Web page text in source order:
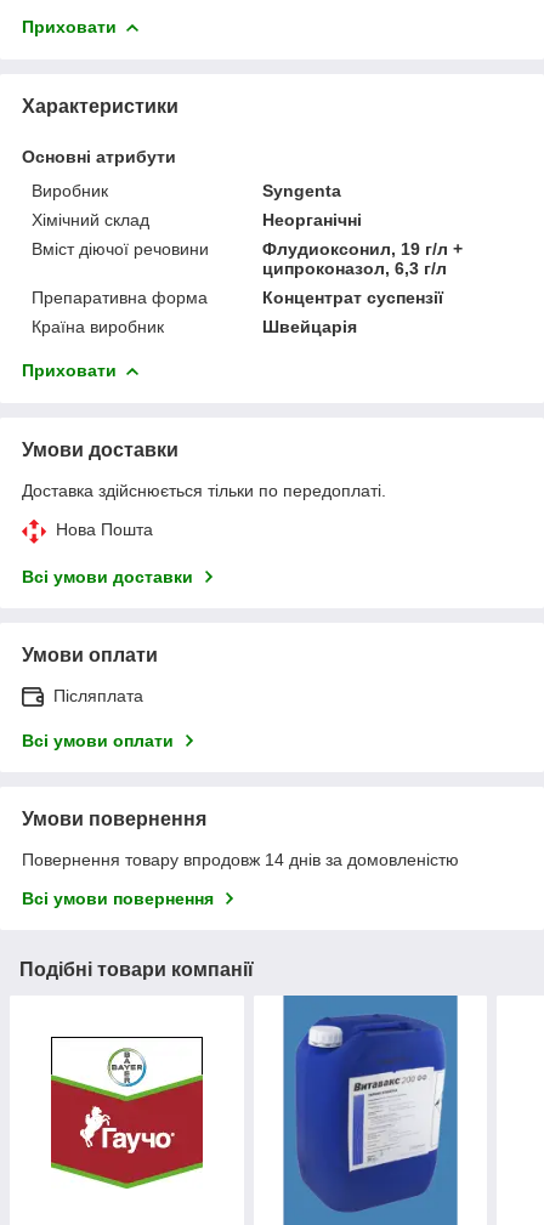
Приховати
Характеристики
Основні атрибути
Виробник
Syngenta
Хімічний склад
Неорганічні
Вміст діючої речовини
Флудиоксонил, 19 г/л +
ципроконазол, 6,3 г/л
Препаративна форма
Концентрат суспензії
Країна виробник
Швейцарія
Приховати
Умови доставки
Доставка здійснюється тільки по передоплаті.
Нова Пошта
Всі умови доставки
Умови оплати
Післяплата
Всі умови оплати
Умови повернення
Повернення товару впродовж 14 днів за домовленістю
Всі умови повернення
Подібні товари компанії